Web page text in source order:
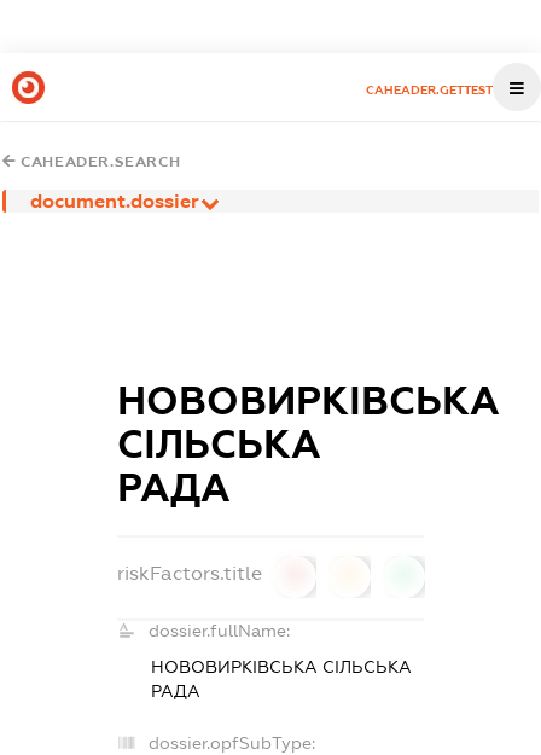
CAHEADER.GETTEST
CAHEADER.SEARCH
document.dossier
НОВОВИРКІВСЬКА
СІЛЬСЬКА
РАДА
riskFactors.title
dossier.fullName:
НОВОВИРКІВСЬКА СІЛЬСЬКА
РАДА
dossier.opfSubType: